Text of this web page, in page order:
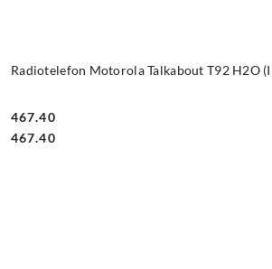
Radiotelefon Motorola Talkabout T92 H2O
Cena:
467.40
Cena:
467.40